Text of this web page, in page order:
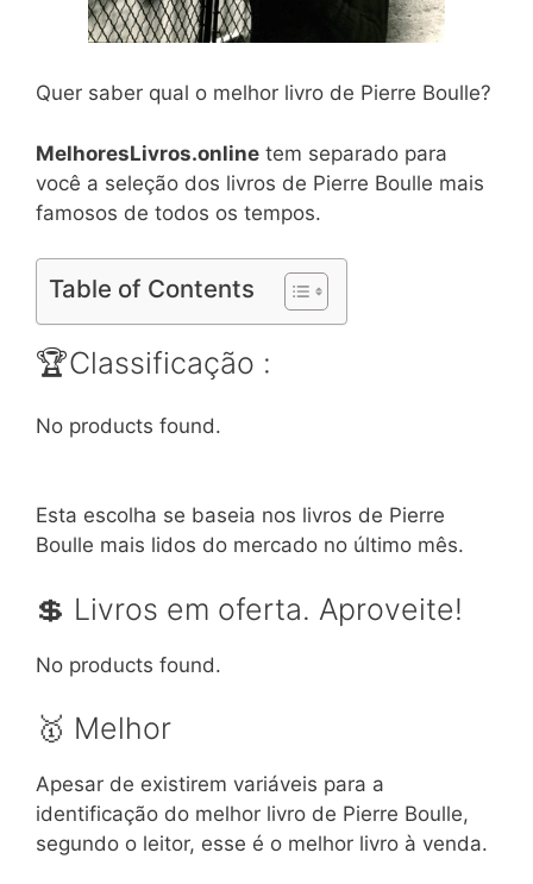
Quer saber qual o melhor livro de Pierre Boulle?
MelhoresLivros.online tem separado para
você a seleção dos livros de Pierre Boulle mais
famosos de todos os tempos.
Table of Contents
🏆Classificação :
No products found.
Esta escolha se baseia nos livros de Pierre
Boulle mais lidos do mercado no último mês.
💲 Livros em oferta. Aproveite!
No products found.
🥇 Melhor
Apesar de existirem variáveis para a
identificação do melhor livro de Pierre Boulle,
segundo o leitor, esse é o melhor livro à venda.